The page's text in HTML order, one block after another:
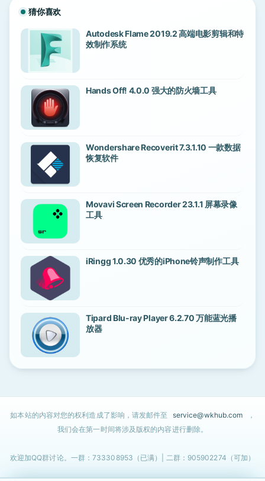
猜你喜欢
Autodesk Flame 2019.2 高端电影剪辑和特
效制作系统
Hands Off! 4.0.0 强大的防火墙工具
Wondershare Recoverit 7.3.1.10 一款数据
恢复软件
Movavi Screen Recorder 23.1.1 屏幕录像
工具
iRingg 1.0.30 优秀的iPhone铃声制作工具
Tipard Blu-ray Player 6.2.70 万能蓝光播
放器
如本站的内容对您的权利造成了影响，请发邮件至 service@wkhub.com
，
我们会在第一时间将涉及版权的内容进行删除。
欢迎加QQ群讨论。一群：733308953（已满）| 二群：905902274（可加）